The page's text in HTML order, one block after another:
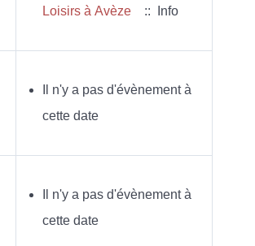
Loisirs à Avèze
:: Info
Il n'y a pas d'évènement à
cette date
Il n'y a pas d'évènement à
cette date